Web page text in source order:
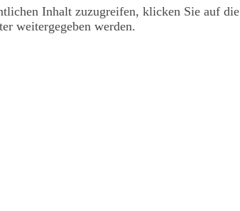
Inhalt zuzugreifen, klicken Sie auf die
weitergegeben werden.